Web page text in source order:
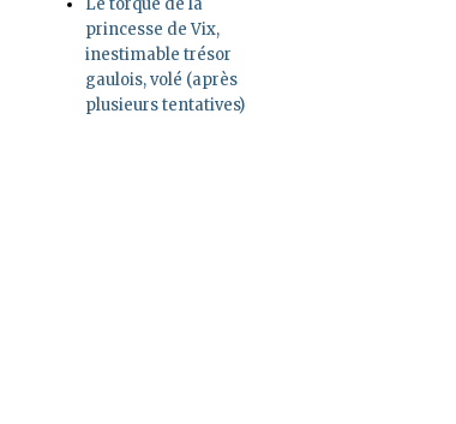
Le torque de la
princesse de Vix,
inestimable trésor
gaulois, volé (après
plusieurs tentatives)